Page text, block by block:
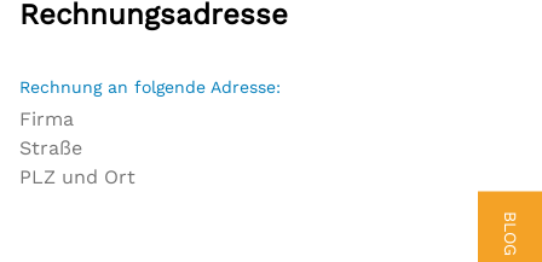
BLOG
Rechnungsadresse
Rechnung an folgende Adresse: